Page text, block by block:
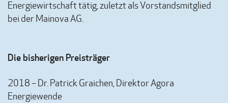
Energiewirtschaft tätig, zuletzt als Vorstandsmitglied
bei der Mainova AG.
Die bisherigen Preisträger
2018 – Dr. Patrick Graichen, Direktor Agora
Energiewende